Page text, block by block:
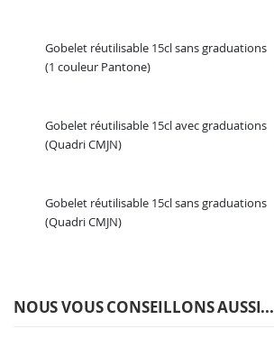
Gobelet réutilisable 15cl sans graduations
(1 couleur Pantone)
Gobelet réutilisable 15cl avec graduations
(Quadri CMJN)
Gobelet réutilisable 15cl sans graduations
(Quadri CMJN)
NOUS VOUS CONSEILLONS AUSSI...